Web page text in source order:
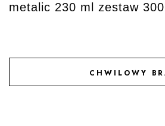
metalic 230 ml zestaw
CHWILOWY
DODAJ DO